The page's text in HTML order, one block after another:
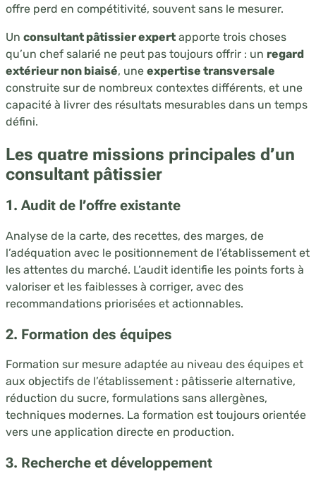
offre perd en compétitivité, souvent sans le mesurer.
Un consultant pâtissier expert apporte trois choses
qu’un chef salarié ne peut pas toujours offrir : un regard
extérieur non biaisé, une expertise transversale
construite sur de nombreux contextes différents, et une
capacité à livrer des résultats mesurables dans un temps
défini.
Les quatre missions principales d’un
consultant pâtissier
1. Audit de l’offre existante
Analyse de la carte, des recettes, des marges, de
l’adéquation avec le positionnement de l’établissement et
les attentes du marché. L’audit identifie les points forts à
valoriser et les faiblesses à corriger, avec des
recommandations priorisées et actionnables.
2. Formation des équipes
Formation sur mesure adaptée au niveau des équipes et
aux objectifs de l’établissement : pâtisserie alternative,
réduction du sucre, formulations sans allergènes,
techniques modernes. La formation est toujours orientée
vers une application directe en production.
3. Recherche et développement